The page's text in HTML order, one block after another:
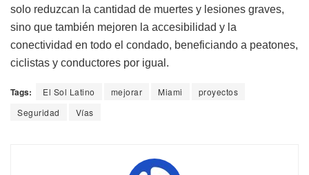
solo reduzcan la cantidad de muertes y lesiones graves,
sino que también mejoren la accesibilidad y la
conectividad en todo el condado, beneficiando a peatones,
ciclistas y conductores por igual.
Tags: El Sol Latino mejorar Miami
proyectos
Seguridad
Vías